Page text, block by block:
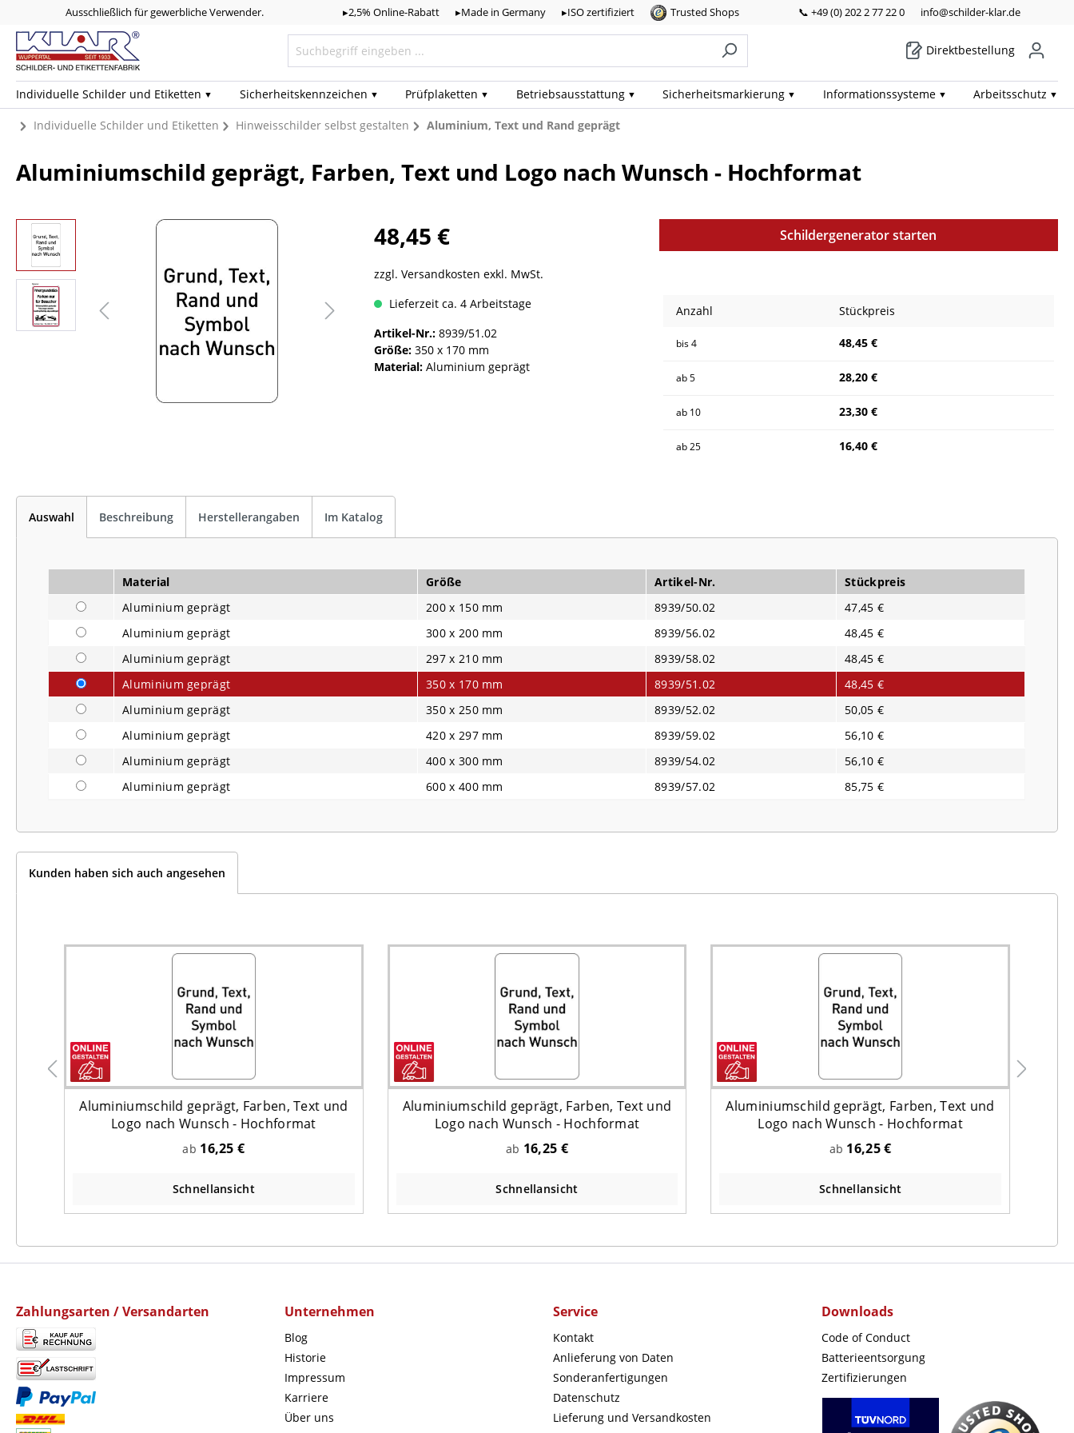
Ausschließlich für gewerbliche Verwender. ▸2,5% Online-Rabatt ▸Made in Germany ▸ISO zertifiziert Trusted Shops 📞 +49 (0) 202 2 77 22 0 info@schilder-klar.de
Direktbestellung
Individuelle Schilder und Etiketten Sicherheits­kennzeichen Prüf­plaketten Betriebs­ausstattung Sicherheits­markierung Informations­systeme Arbeits­schutz
Individuelle Schilder und Etiketten Hinweisschilder selbst gestalten Aluminium, Text und Rand geprägt
Aluminiumschild geprägt, Farben, Text und Logo nach Wunsch - Hochformat
48,45 €
zzgl. Versandkosten exkl. MwSt.
Schildergenerator starten
Lieferzeit ca. 4 Arbeitstage
Artikel-Nr.: 8939/51.02
Größe: 350 x 170 mm
Material: Aluminium geprägt
Anzahl Stückpreis
bis4 48,45 €
ab5 28,20 €
ab 10 23,30 €
ab25 16,40 €
Auswahl Beschreibung Herstellerangaben Im Katalog
Material Größe Artikel-Nr.
Stückpreis
Aluminium geprägt
200 x 150 mm 8939/50.02
47,45 €
Aluminium geprägt
300 x 200 mm 8939/56.02
48,45 €
Aluminium geprägt
297 x 210 mm 8939/58.02
48,45 €
Aluminium geprägt
350 x 170 mm 8939/51.02
48,45 €
Aluminium geprägt
350 x 250 mm 8939/52.02
50,05 €
Aluminium geprägt
420 x 297 mm 8939/59.02
56,10 €
Aluminium geprägt
400 x 300 mm 8939/54.02
56,10 €
Aluminium geprägt
600 x 400 mm 8939/57.02 85,75 €
Kunden haben sich auch angesehen
Aluminiumschild geprägt, Farben, Text und
Logo nach Wunsch - Hochformat
ab 16,25 €
Schnellansicht
Aluminiumschild geprägt, Farben, Text und
Logo nach Wunsch - Hochformat
ab 16,25 €
Schnellansicht
Aluminiumschild geprägt, Farben, Text und
Logo nach Wunsch - Hochformat
ab 16,25 €
Schnellansicht
Zahlungsarten / Versandarten Unternehmen
Blog
Historie
Impressum
Karriere
Über uns
Service
Kontakt
Anlieferung von Daten
Sonderanfertigungen
Datenschutz
Lieferung und Versandkosten
Downloads
Code of Conduct
Batterieentsorgung
Zertifizierungen